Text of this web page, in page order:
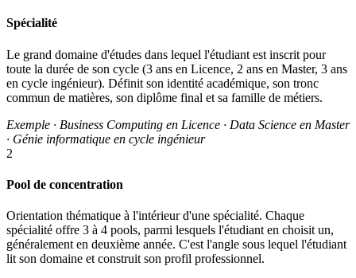
Spécialité
Le grand domaine d'études dans lequel l'étudiant est inscrit pour
toute la durée de son cycle (3 ans en Licence, 2 ans en Master, 3 ans
en cycle ingénieur). Définit son identité académique, son tronc
commun de matières, son diplôme final et sa famille de métiers.
Exemple · Business Computing en Licence · Data Science en Master
· Génie informatique en cycle ingénieur
2
Pool de concentration
Orientation thématique à l'intérieur d'une spécialité. Chaque
spécialité offre 3 à 4 pools, parmi lesquels l'étudiant en choisit un,
généralement en deuxième année. C'est l'angle sous lequel l'étudiant
lit son domaine et construit son profil professionnel.